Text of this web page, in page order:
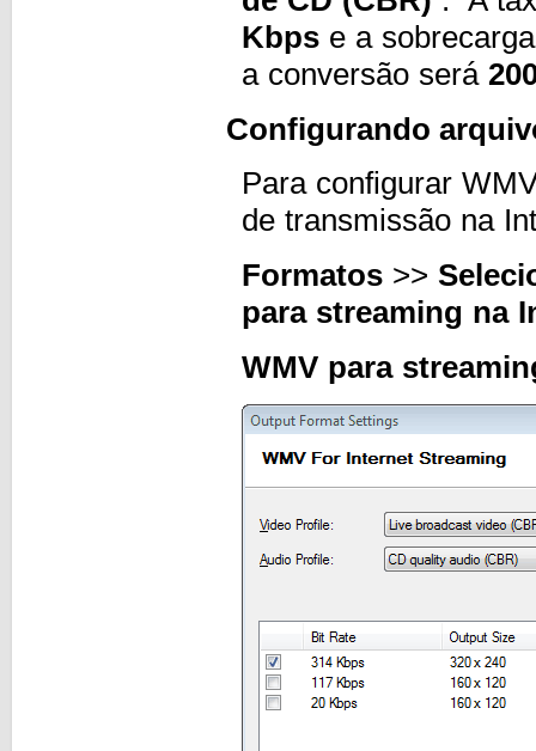
Kbps e a
a conversão será
Configurando
Para configurar
de transmissão na
Formatos >>
para streaming na
WMV para